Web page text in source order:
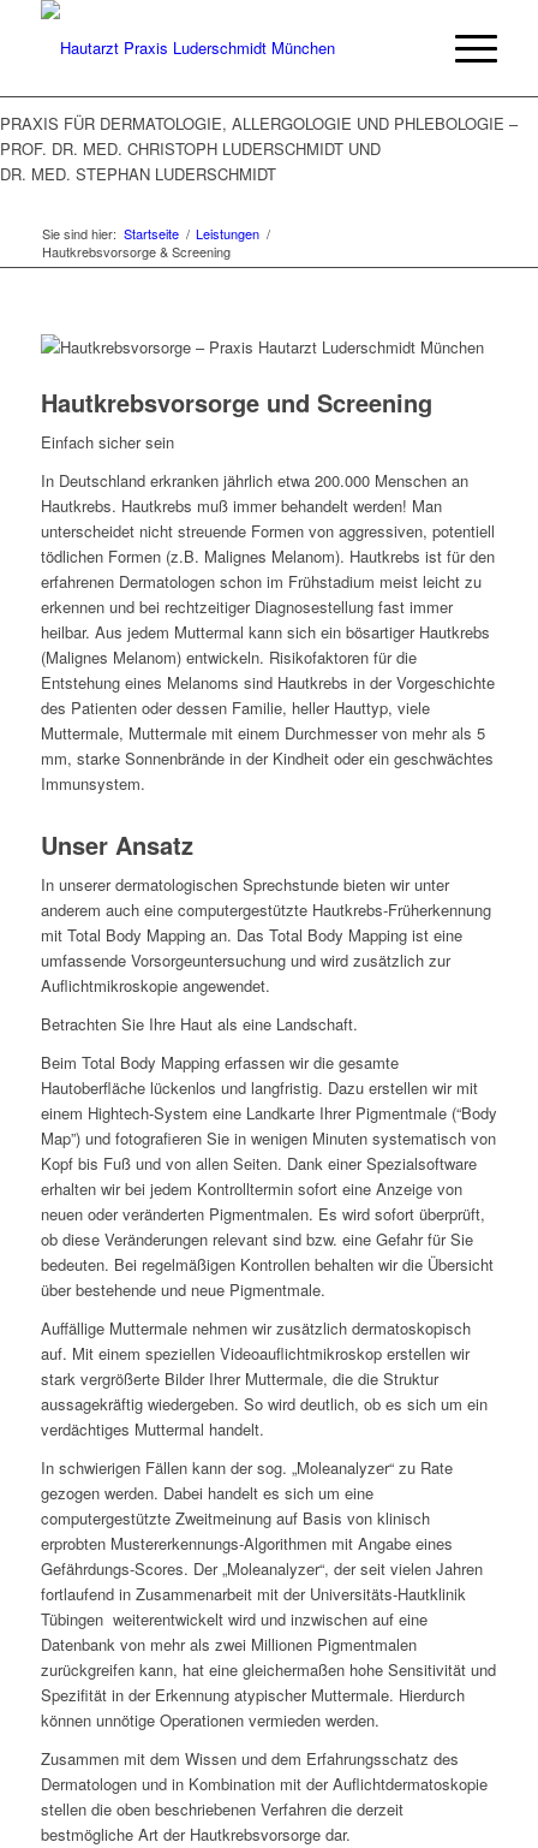
PRAXIS FÜR DERMATOLOGIE, ALLERGOLOGIE UND PHLEBOLOGIE –
PROF. DR. MED. CHRISTOPH LUDERSCHMIDT UND
DR. MED. STEPHAN LUDERSCHMIDT
Sie sind hier: Startseite / Leistungen /
Hautkrebs­vorsorge & Screening
Hautkrebsvorsorge und Screening
Einfach sicher sein
In Deutschland erkranken jährlich etwa 200.000 Menschen an
Hautkrebs. Hautkrebs muß immer behandelt werden! Man
unterscheidet nicht streuende Formen von aggressiven, potentiell
tödlichen Formen (z.B. Malignes Melanom). Hautkrebs ist für den
erfahrenen Dermatologen schon im Frühstadium meist leicht zu
erkennen und bei rechtzeitiger Diagnosestellung fast immer
heilbar. Aus jedem Muttermal kann sich ein bösartiger Hautkrebs
(Malignes Melanom) entwickeln. Risikofaktoren für die
Entstehung eines Melanoms sind Hautkrebs in der Vorgeschichte
des Patienten oder dessen Familie, heller Hauttyp, viele
Muttermale, Muttermale mit einem Durchmesser von mehr als 5
mm, starke Sonnenbrände in der Kindheit oder ein geschwächtes
Immunsystem.
Unser Ansatz
In unserer dermatologischen Sprechstunde bieten wir unter
anderem auch eine computergestützte Hautkrebs-Früherkennung
mit Total Body Mapping an. Das Total Body Mapping ist eine
umfassende Vorsorgeuntersuchung und wird zusätzlich zur
Auflichtmikroskopie angewendet.
Betrachten Sie Ihre Haut als eine Landschaft.
Beim Total Body Mapping erfassen wir die gesamte
Hautoberfläche lückenlos und langfristig. Dazu erstellen wir mit
einem Hightech-System eine Landkarte Ihrer Pigmentmale (“Body
Map”) und fotografieren Sie in wenigen Minuten systematisch von
Kopf bis Fuß und von allen Seiten. Dank einer Spezialsoftware
erhalten wir bei jedem Kontrolltermin sofort eine Anzeige von
neuen oder veränderten Pigmentmalen. Es wird sofort überprüft,
ob diese Veränderungen relevant sind bzw. eine Gefahr für Sie
bedeuten. Bei regelmäßigen Kontrollen behalten wir die Übersicht
über bestehende und neue Pigmentmale.
Auffällige Muttermale nehmen wir zusätzlich dermatoskopisch
auf. Mit einem speziellen Videoauflichtmikroskop erstellen wir
stark vergrößerte Bilder Ihrer Muttermale, die die Struktur
aussagekräftig wiedergeben. So wird deutlich, ob es sich um ein
verdächtiges Muttermal handelt.
In schwierigen Fällen kann der sog. „Moleanalyzer“ zu Rate
gezogen werden. Dabei handelt es sich um eine
computergestützte Zweitmeinung auf Basis von klinisch
erprobten Mustererkennungs-Algorithmen mit Angabe eines
Gefährdungs-Scores. Der „Moleanalyzer“, der seit vielen Jahren
fortlaufend in Zusammenarbeit mit der Universitäts-Hautklinik
Tübingen weiterentwickelt wird und inzwischen auf eine
Datenbank von mehr als zwei Millionen Pigmentmalen
zurückgreifen kann, hat eine gleichermaßen hohe Sensitivität und
Spezifität in der Erkennung atypischer Muttermale. Hierdurch
können unnötige Operationen vermieden werden.
Zusammen mit dem Wissen und dem Erfahrungsschatz des
Dermatologen und in Kombination mit der Auflichtdermatoskopie
stellen die oben beschriebenen Verfahren die derzeit
bestmögliche Art der Hautkrebsvorsorge dar.